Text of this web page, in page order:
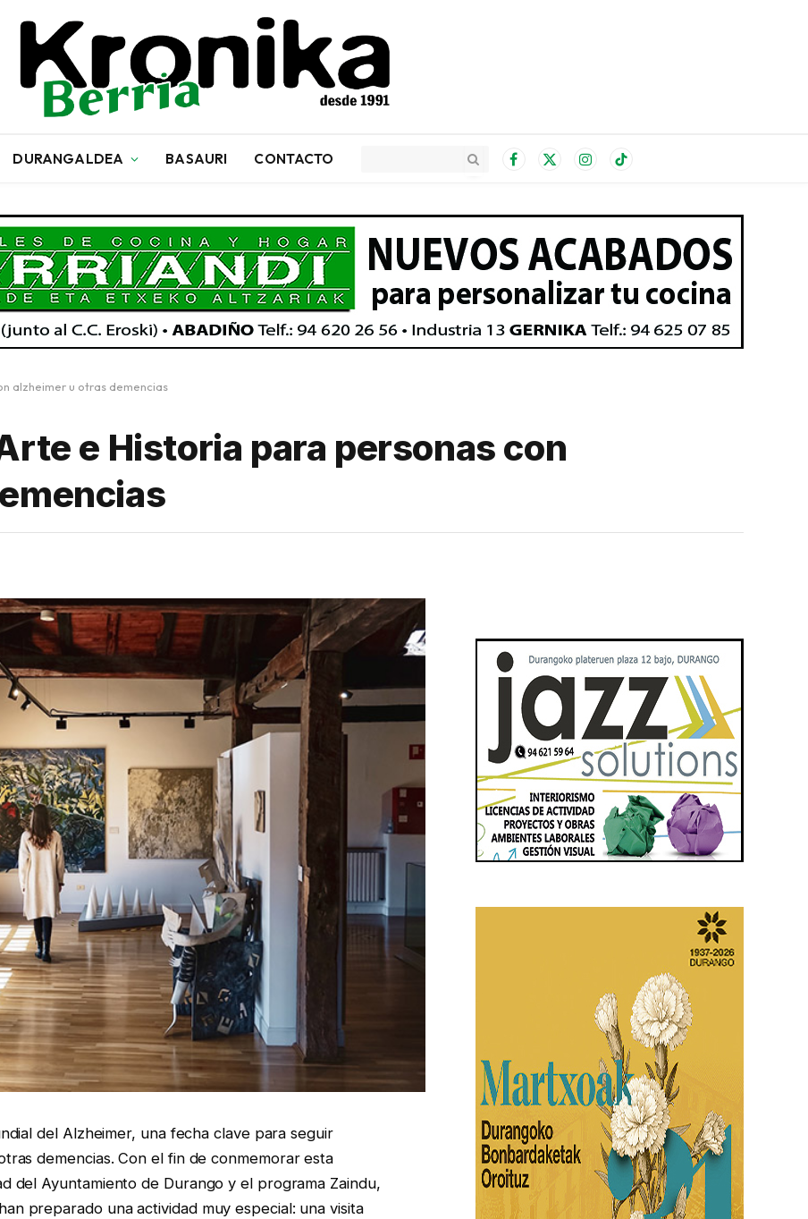
DURANGALDEA BASAURI CONTACTO Facebook
X
InstagramTikTok
alzheimer u otras demencias
e Historia para personas con
del Alzheimer, una fecha clave para seguir
demencias. Con el fin de conmemorar esta
del Ayuntamiento de Durango y el programa Zaindu,
preparado una actividad muy especial: una visita